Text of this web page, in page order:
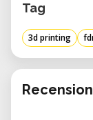
Telaio
un
Tag
3d printing